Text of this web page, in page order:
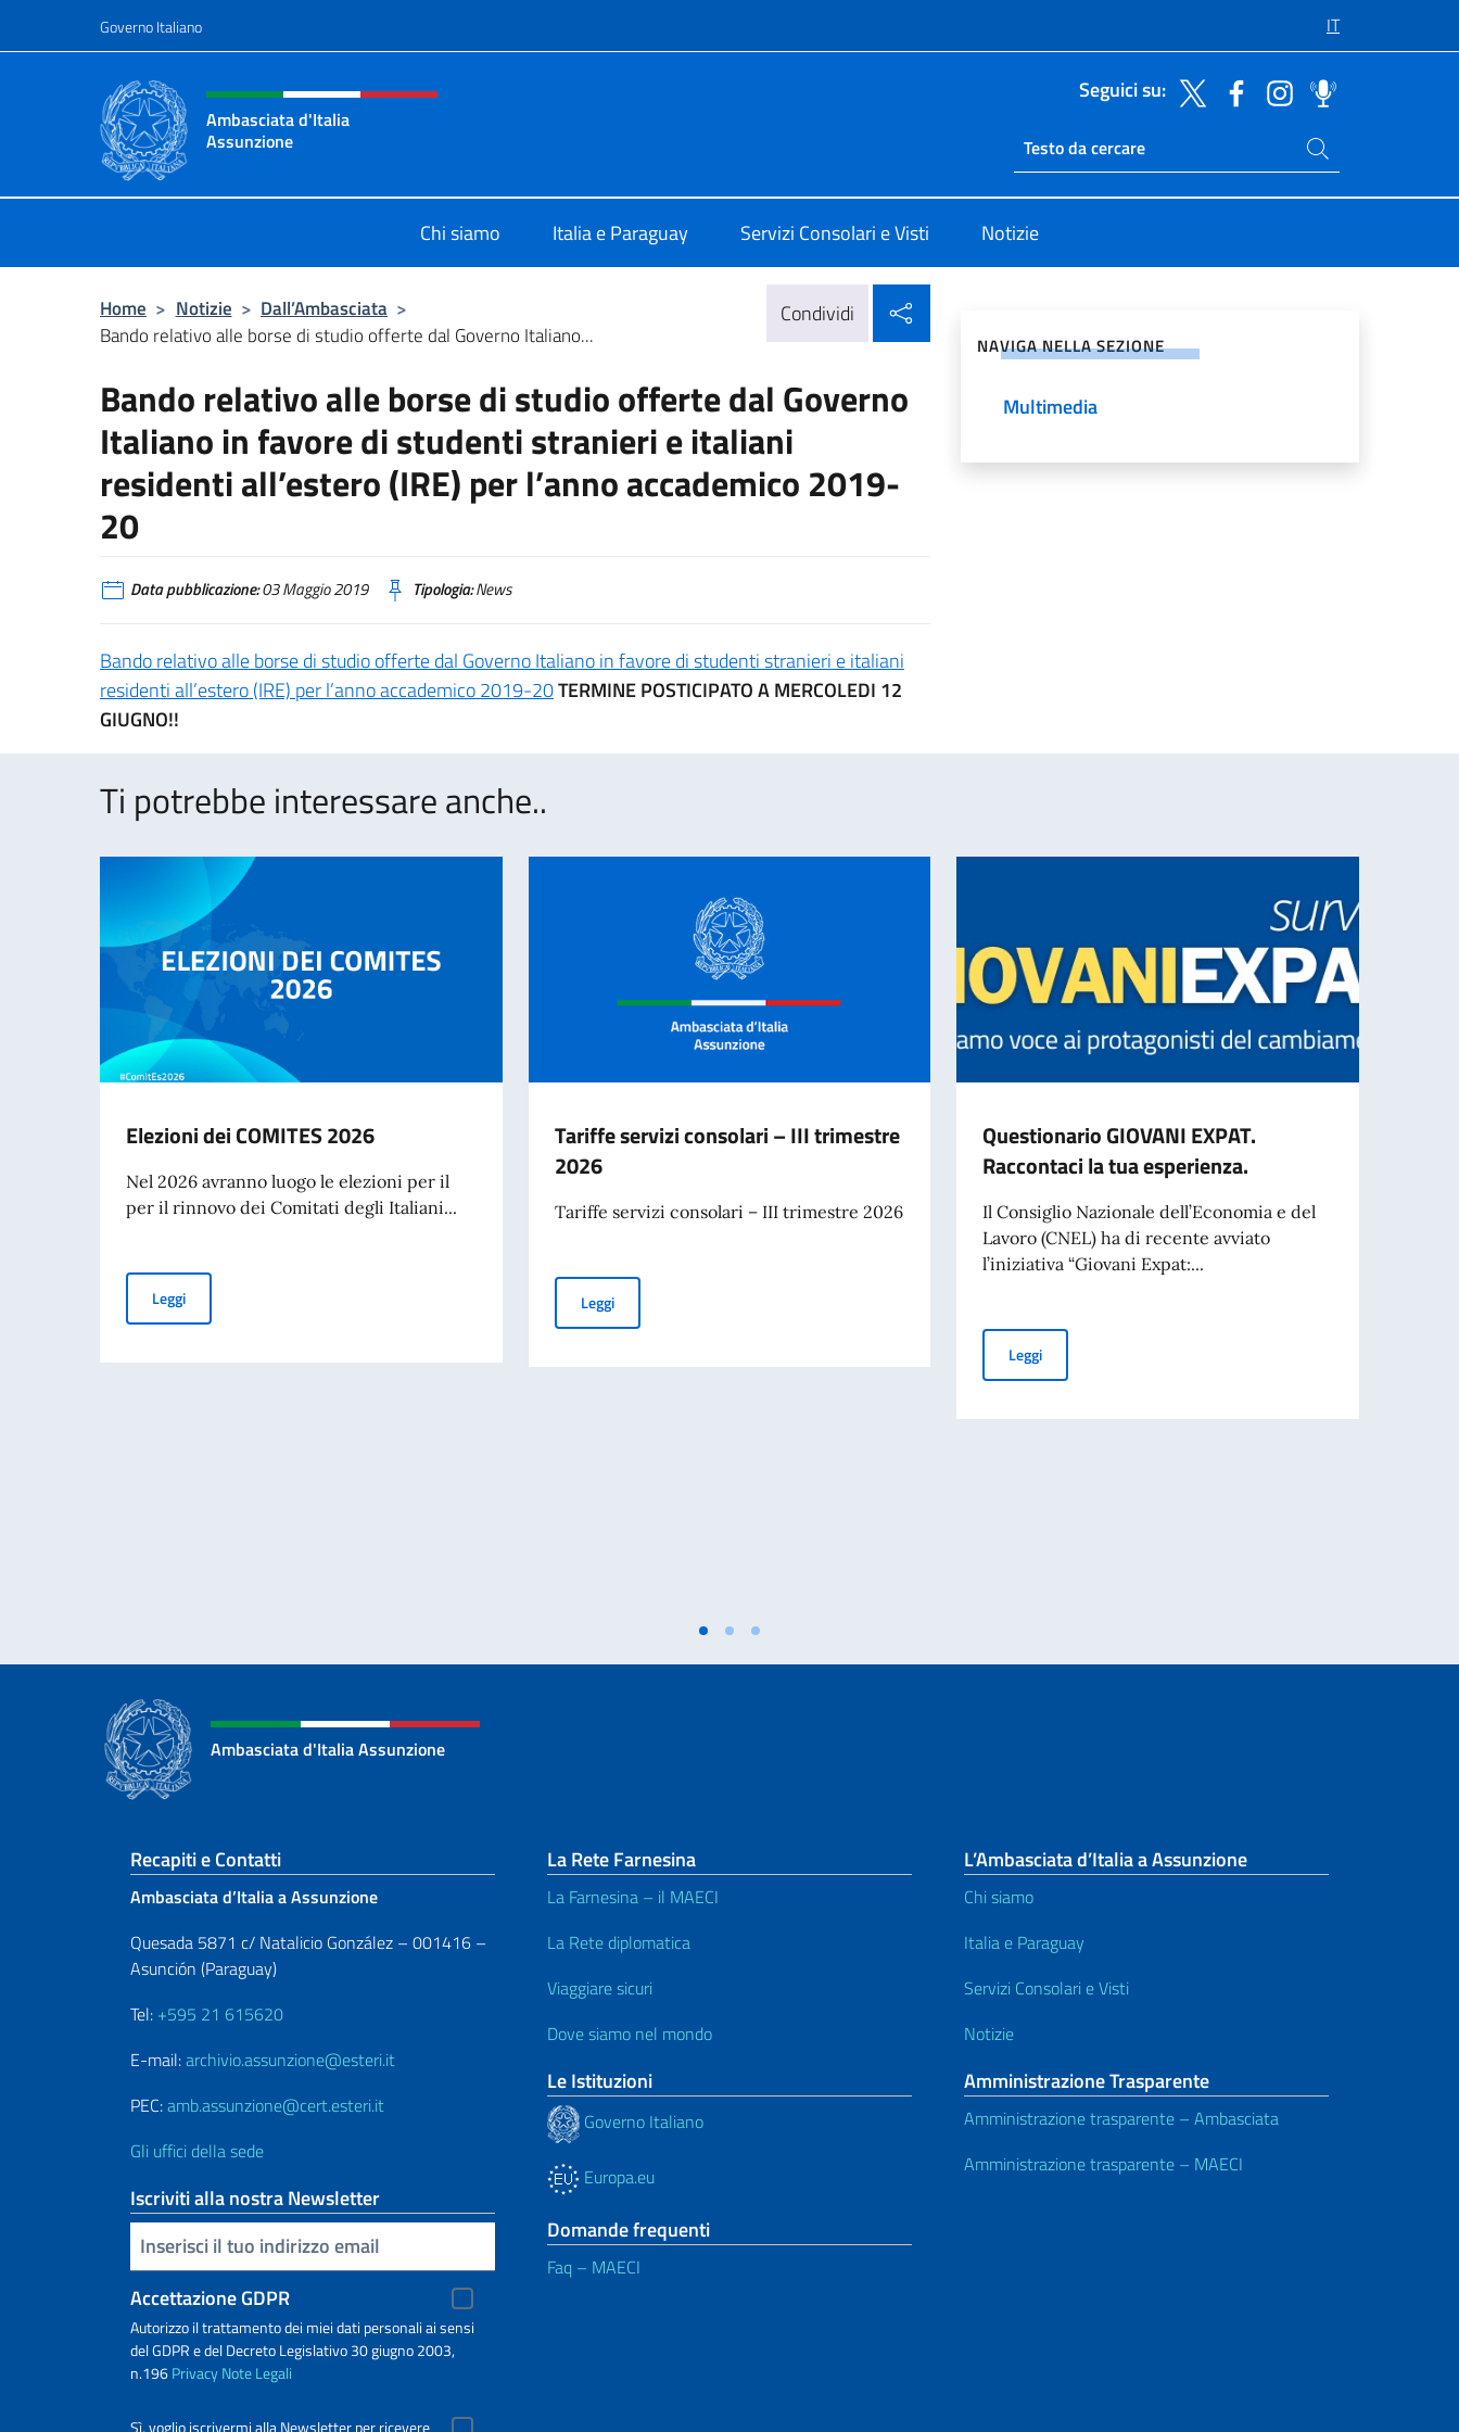
Governo Italiano IT
Intestazione sito, social e menù
Ambasciata d'Italia
Assunzione
Seguici su:
Ricerca sito live
Cerca nel sito
Chi siamo Italia e Paraguay Servizi Consolari e Visti Notizie
Home > Notizie > Dall’Ambasciata >
Bando relativo alle borse di studio offerte dal Governo Italiano...
Condividi
Bando relativo alle borse di studio offerte dal Governo
Italiano in favore di studenti stranieri e italiani
residenti all’estero (IRE) per l’anno accademico 2019-
20
Data pubblicazione:03 Maggio 2019 Tipologia:News
Bando relativo alle borse di studio offerte dal Governo Italiano in favore di studenti stranieri e italiani
residenti all’estero (IRE) per l’anno accademico 2019-20TERMINE POSTICIPATO A MERCOLEDI 12
GIUGNO!!
NAVIGA NELLA SEZIONE
Multimedia
Ti potrebbe interessare anche..
Elezioni dei COMITES 2026
Nel 2026 avranno luogo le elezioni per il
per il rinnovo dei Comitati degli Italiani...
LeggiElezioni dei COMITES 2026
Tariffe servizi consolari – III trimestre
2026
Tariffe servizi consolari – III trimestre 2026
LeggiTariffe servizi consolari – III trimestre 2026
Questionario GIOVANI EXPAT.
Raccontaci la tua esperienza.
Il Consiglio Nazionale dell’Economia e del
Lavoro (CNEL) ha di recente avviato
l’iniziativa “Giovani Expat:...
LeggiQuestionario GIOVANI EXPAT. Raccontaci la tua esperienza.
Ambasciata d'Italia Assunzione
Sezione footer
Recapiti e Contatti
Ambasciata d’Italia a Assunzione
Quesada 5871 c/ Natalicio González – 001416 –
Asunción (Paraguay)
Tel: +595 21 615620
E-mail:archivio.assunzione@esteri.it
PEC:amb.assunzione@cert.esteri.it
Gli uffici della sede
Iscriviti alla nostra Newsletter
Inserisci la tua email
Accettazione GDPR
Autorizzo il trattamento dei miei dati personali ai sensi
del GDPR e del Decreto Legislativo 30 giugno 2003,
n.196PrivacyNote Legali
La Rete Farnesina
La Farnesina – il MAECI
La Rete diplomatica
Viaggiare sicuri
Dove siamo nel mondo
Le Istituzioni
Governo Italiano
Europa.eu
Domande frequenti
Faq – MAECI
L’Ambasciata d’Italia a Assunzione
Chi siamo
Italia e Paraguay
Servizi Consolari e Visti
Notizie
Amministrazione Trasparente
Amministrazione trasparente – Ambasciata
Amministrazione trasparente – MAECI